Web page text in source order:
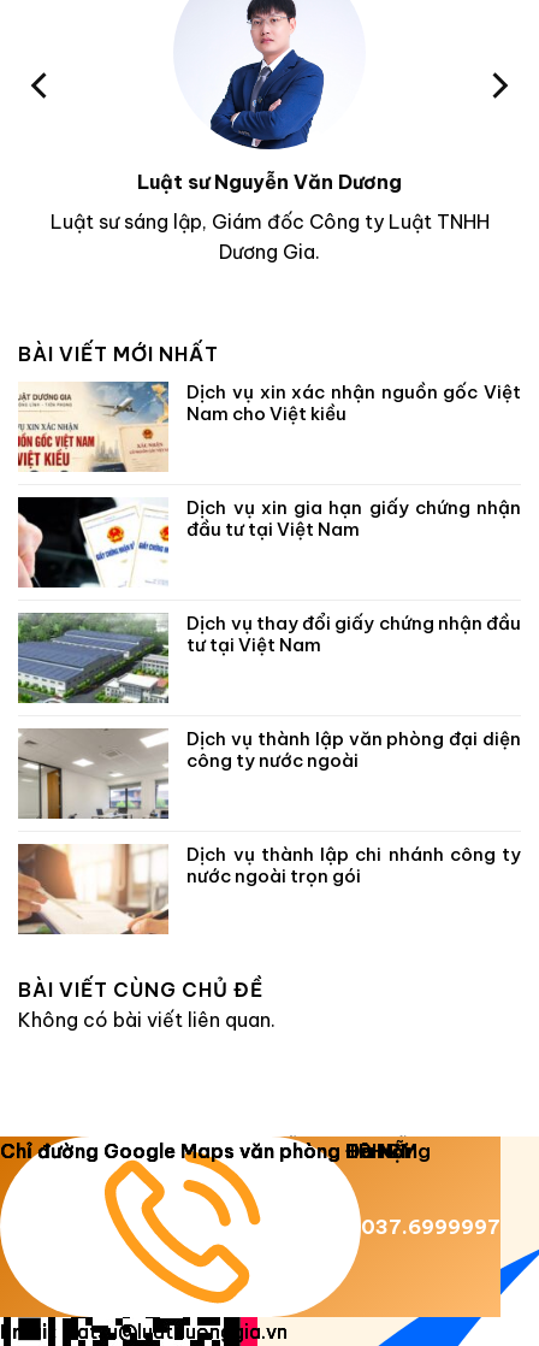
Luật sư Nguyễn Văn Dương
Luật sư sáng lập, Giám đốc Công ty Luật TNHH
Dương Gia.
BÀI VIẾT MỚI NHẤT
Dịch vụ xin xác nhận nguồn gốc Việt
Nam cho Việt kiều
Dịch vụ xin gia hạn giấy chứng nhận
đầu tư tại Việt Nam
Dịch vụ thay đổi giấy chứng nhận đầu
tư tại Việt Nam
Dịch vụ thành lập văn phòng đại diện
công ty nước ngoài
Dịch vụ thành lập chi nhánh công ty
nước ngoài trọn gói
BÀI VIẾT CÙNG CHỦ ĐỀ
Không có bài viết liên quan.
Copyright 2026 © Luật Dương Gia